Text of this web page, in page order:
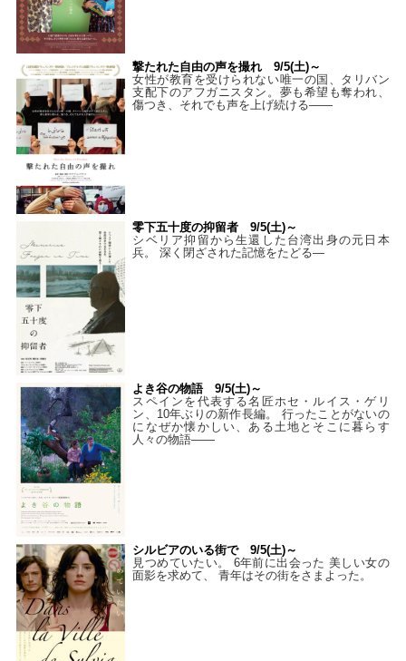
撃たれた自由の声を撮れ 9/5(土)～
女性が教育を受けられない唯一の国、タリバン
支配下のアフガニスタン。夢も希望も奪われ、
傷つき、それでも声を上げ続ける——
零下五十度の抑留者 9/5(土)～
シベリア抑留から生還した台湾出身の元日本
兵。 深く閉ざされた記憶をたどる—
よき谷の物語 9/5(土)～
スペインを代表する名匠ホセ・ルイス・ゲリ
ン、10年ぶりの新作長編。 行ったことがないの
になぜか懐かしい、ある土地とそこに暮らす
人々の物語――
シルビアのいる街で 9/5(土)～
見つめていたい。 6年前に出会った 美しい女の
面影を求めて、 青年はその街をさまよった。